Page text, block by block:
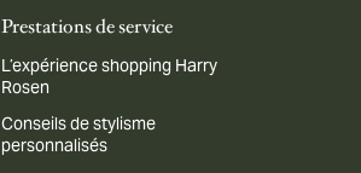
Prestations de service
L’expérience shopping Harry
Rosen
Conseils de stylisme
personnalisés